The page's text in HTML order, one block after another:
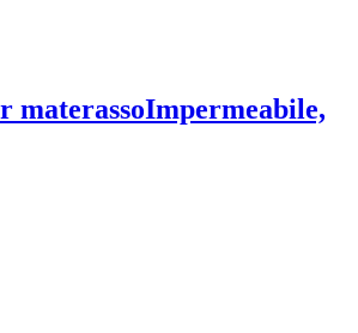
materassoImpermeabile,